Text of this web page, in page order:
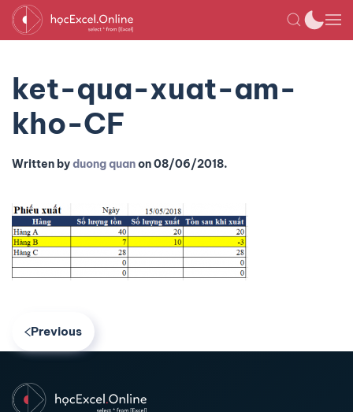
ket-qua-xuat-am-
kho-CF
Written byduong quanon08/06/2018.
Previous